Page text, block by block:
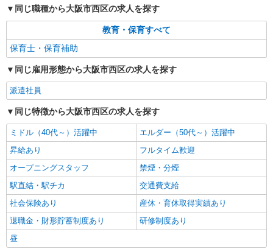
担） ・各種保険完備 ・昇給あり
大阪府大阪市西区の保育施設 （認可保育園・
認定こども園・幼稚園・小規模保育園・企業内保
育所など）
キープ
派遣社員 紹介予定派遣
ベルサンテスタッフ株式会社 大阪本社
派遣保育士/担任業務なし 土日祝休み フル
タイム 社保完備
［時給］ 1,500円〜1,700円 ・交通費全額支給
（車通勤の場合も駐車場代・ガソリン代は弊社負
担） ・各種保険完備 ・昇給あり ※上記の【時
給】は、原則週30時間以上勤務の場合となりま
す。
大阪府大阪市西区の保育施設 （認可保育園・
認定こども園・幼稚園・小規模保育園・企業内保
育所など）
キープ 詳細を見る
同じ職種から大阪市西区の求人を探す
教育・保育すべて
保育士・保育補助
同じ雇用形態から大阪市西区の求人を探す
派遣社員
同じ特徴から大阪市西区の求人を探す
ミドル（40代～）活躍中
エルダー（50代～）活躍中
昇給あり
フルタイム歓迎
オープニングスタッフ
禁煙・分煙
駅直結・駅チカ
交通費支給
社会保険あり
産休・育休取得実績あり
退職金・財形貯蓄制度あり
研修制度あり
昼